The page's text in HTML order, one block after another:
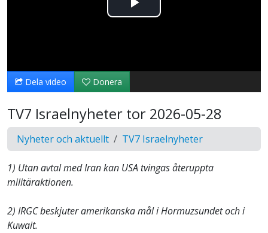
Spela
video
Dela video Donera
TV7 Israelnyheter tor 2026-05-28
Nyheter och aktuellt TV7 Israelnyheter
1) Utan avtal med Iran kan USA tvingas återuppta
militäraktionen.
2) IRGC beskjuter amerikanska mål i Hormuzsundet och i
Kuwait.